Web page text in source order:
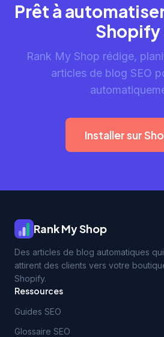
Prêt à
Shopify
Rank My Shop rédige,
articles de blog SEO
Installer sur
Rank My Shop
Des articles de blog automatiques qui
attirent des clients vers votre
Shopify.
Ressources
Guides SEO
Glossaire SEO